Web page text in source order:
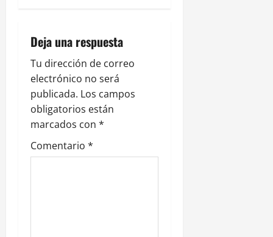
ó
n
d
e
e
n
Deja una respuesta
Tu dirección de correo
electrónico no será
publicada. Los campos
obligatorios están
marcados con *
Comentario *